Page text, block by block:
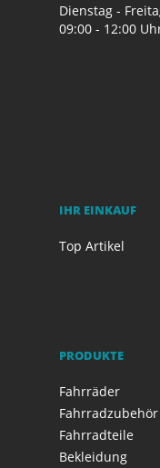
Dienstag -
09:00 - 12:00
IHR EINKAUF
Top Artikel
PRODUKTE
Fahrräder
Fahrradzubehör
Fahrradteile
Bekleidung